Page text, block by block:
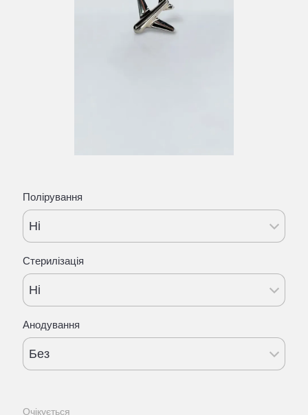
Полірування
Ні
Стерилізація
Ні
Анодування
Без
Очікується